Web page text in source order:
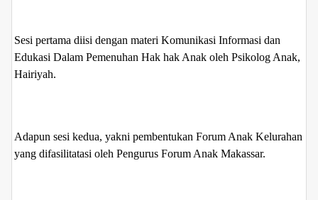
Sesi pertama diisi dengan materi Komunikasi Informasi dan
Edukasi Dalam Pemenuhan Hak hak Anak oleh Psikolog Anak,
Hairiyah.
Adapun sesi kedua, yakni pembentukan Forum Anak Kelurahan
yang difasilitatasi oleh Pengurus Forum Anak Makassar.